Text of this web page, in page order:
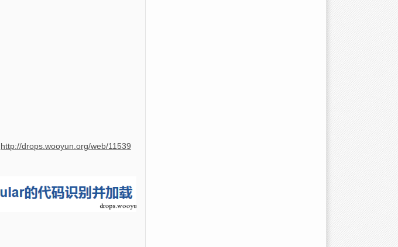
http://drops.wooyun.org/web/11539